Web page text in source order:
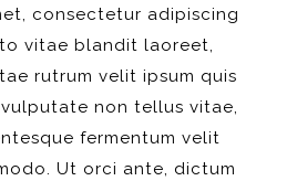
consectetur adipiscing
vitae blandit laoreet,
rutrum velit ipsum quis
non tellus vitae,
fermentum velit
Ut orci ante, dictum